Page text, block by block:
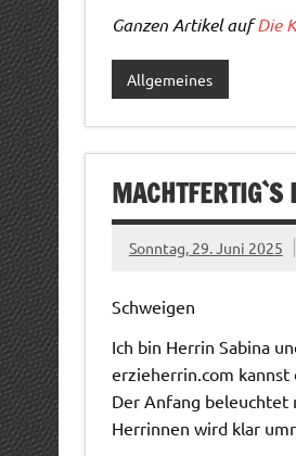
Ganzen Artikel aufDie
Allgemeines
MACHTFERTIG`S
Sonntag, 29. Juni 2025
Schweigen
Ich bin Herrin Sabina
erzieherrin.com kannst
Der Anfang beleuchtet
Herrinnen wird klar